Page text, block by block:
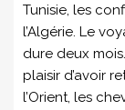
Tunisie, les
l’Algérie. Le
dure deux
plaisir d’avoir
l’Orient, les